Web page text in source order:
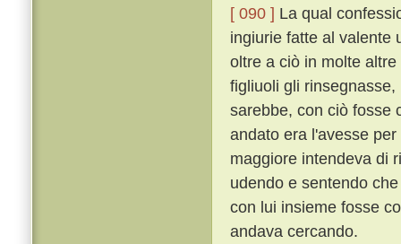
[ 090 ] La qual
ingiurie fatte al valente
oltre a ciò in molte
figliuoli gli
sarebbe, con ciò fosse
andato era l'avesse
maggiore intendeva di
udendo e sentendo
con lui insieme fosse
andava cercando.